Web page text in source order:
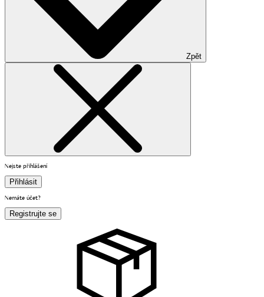
Zpět
Nejste přihlášení
Přihlásit
Nemáte účet?
Registrujte se